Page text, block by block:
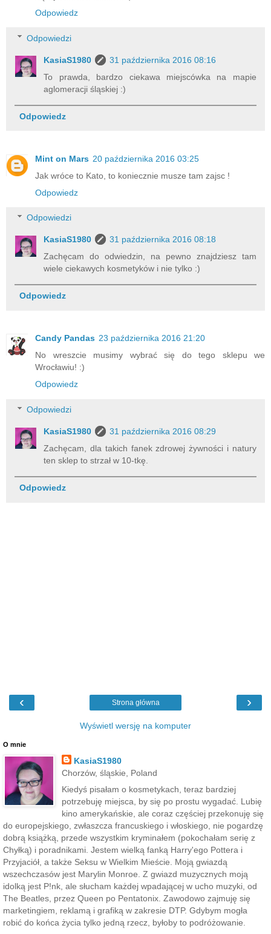
Odpowiedz
Odpowiedzi
KasiaS1980
31 października 2016 08:16
To prawda, bardzo ciekawa miejscówka na mapie
aglomeracji śląskiej :)
Odpowiedz
Mint on Mars 20 października 2016 03:25
Jak wróce to Kato, to koniecznie musze tam zajsc !
Odpowiedz
Odpowiedzi
KasiaS1980
31 października 2016 08:18
Zachęcam do odwiedzin, na pewno znajdziesz tam
wiele ciekawych kosmetyków i nie tylko :)
Odpowiedz
Candy Pandas 23 października 2016 21:20
No wreszcie musimy wybrać się do tego sklepu we
Wrocławiu! :)
Odpowiedz
Odpowiedzi
KasiaS1980
31 października 2016 08:29
Zachęcam, dla takich fanek zdrowej żywności i natury
ten sklep to strzał w 10-tkę.
Odpowiedz
‹ ›
Strona główna
Wyświetl wersję na komputer
O mnie
KasiaS1980
Chorzów, śląskie, Poland
Kiedyś pisałam o kosmetykach, teraz bardziej
potrzebuję miejsca, by się po prostu wygadać. Lubię
kino amerykańskie, ale coraz częściej przekonuję się
do europejskiego, zwłaszcza francuskiego i włoskiego, nie pogardzę
dobrą książką, przede wszystkim kryminałem (pokochałam serię z
Chyłką) i poradnikami. Jestem wielką fanką Harry'ego Pottera i
Przyjaciół, a także Seksu w Wielkim Mieście. Moją gwiazdą
wszechczasów jest Marylin Monroe. Z gwiazd muzycznych moją
idolką jest P!nk, ale słucham każdej wpadającej w ucho muzyki, od
The Beatles, przez Queen po Pentatonix. Zawodowo zajmuję się
marketingiem, reklamą i grafiką w zakresie DTP. Gdybym mogła
robić do końca życia tylko jedną rzecz, byłoby to podróżowanie.